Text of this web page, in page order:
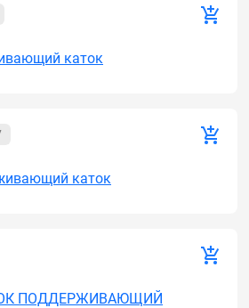
каток
каток
ПОДДЕРЖИВАЮЩИЙ